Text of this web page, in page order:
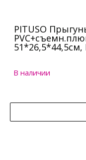
PITUSO
В наличии